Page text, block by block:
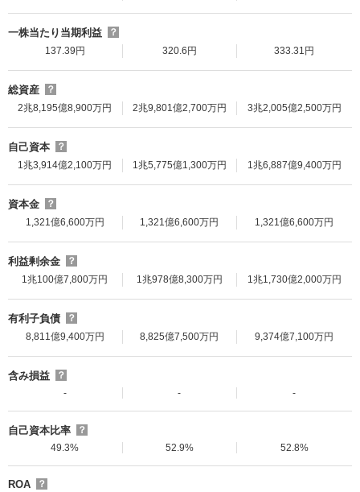
一株当たり当期利益
？
137.39円
320.6円 333.31円
総資産
？
2兆8,195億8,900万円
2兆9,801億2,700万円 3兆2,005億2,500万円
自己資本
？
1兆3,914億2,100万円
1兆5,775億1,300万円 1兆6,887億9,400万円
資本金
？
1,321億6,600万円
1,321億6,600万円 1,321億6,600万円
利益剰余金
？
1兆100億7,800万円
1兆978億8,300万円 1兆1,730億2,000万円
有利子負債
？
8,811億9,400万円
8,825億7,500万円 9,374億7,100万円
含み損益
？
-
- -
自己資本比率
？
49.3%
52.9% 52.8%
ROA
？